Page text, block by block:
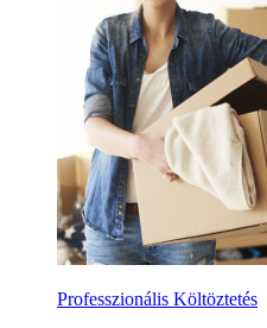
Professzionális Költöztetés